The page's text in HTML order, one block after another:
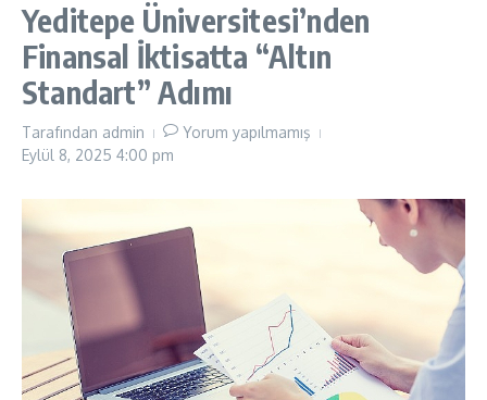
Yeditepe Üniversitesi’nden
Finansal İktisatta “Altın
Standart” Adımı
Tarafından admin
Yorum yapılmamış
Eylül 8, 2025 4:00 pm